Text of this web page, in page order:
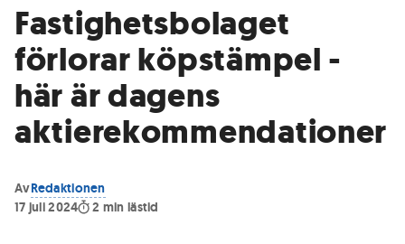
Fastighetsbolaget
förlorar köpstämpel -
här är dagens
aktierekommendationer
AvRedaktionen
17 juli 2024
2 min lästid